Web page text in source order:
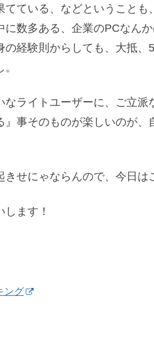
てている、などということ
に数多ある、企業のPCなん
の経験則からしても、大抵
なライトユーザーに、ご立
』事そのものが楽しいのが
きせにゃならんので、今日は
ます！
ング